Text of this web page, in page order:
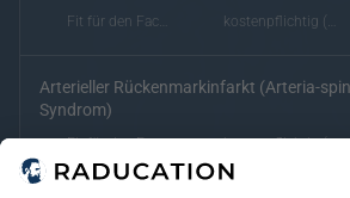
Fit für den Facharzt kostenpflichtig (eRef)
Arterieller Rückenmarkinfarkt (Arteria-
Syndrom)
Fit für den Facharzt kostenpflichtig (eRef)